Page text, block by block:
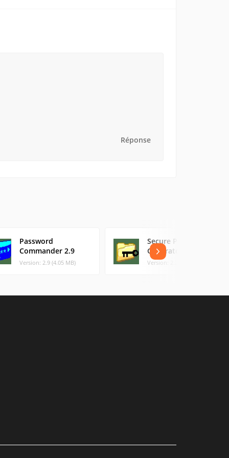
Réponse
Password
Commander 2.9
Version: 2.9 (4.05 MB)
Secure Password
Generator v2.2
Version: 2.2 (0.55 MB)